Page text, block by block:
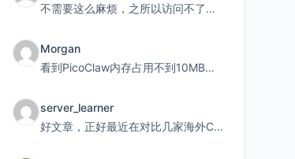
不需要这么麻烦，之所以访问不了，是由于非对称路由的问题，在爱快主路由添加一条静态路由192.168.
Morgan
看到PicoClaw内存占用不到10MB这个数据真的很惊喜，确实很适合我这种想用旧设备折腾AI的小白
server_learner
好文章，正好最近在对比几家海外CDN。文中提到CF免费版不支持自定义回源端口和HOST这个痛点太真实